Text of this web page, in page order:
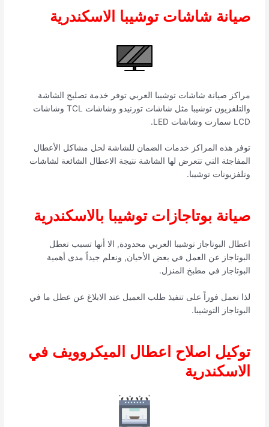
صيانة شاشات توشيبا الاسكندرية
مراكز صيانة شاشات توشيبا العربي توفر خدمة تصليح الشاشة
والتلفزيون توشيبا مثل شاشات تورنيدو وشاشات TCL وشاشات
LCD سمارت وشاشات LED.
توفر هذه المراكز خدمات الضمان للشاشة لحل مشاكل الأعطال
المفاجئة التي تتعرض لها الشاشة نتيجة الاعطال الشائعة لشاشات
وتلفزيونات توشيبا.
صيانة بوتاجازات توشيبا بالاسكندرية
اعطال البوتاجاز توشيبا العربي محدودة, الا أنها تسبب تعطل
البوتاجاز عن العمل في بعض الأحيان, ونعلم جيداً مدى أهمية
البوتاجاز في مطبخ المنزل.
لذا نعمل فوراً على تنفيذ طلب العميل عند الابلاغ عن عطل ما في
البوتاجاز التوشيبا.
توكيل اصلاح اعطال الميكروويف في
الاسكندرية